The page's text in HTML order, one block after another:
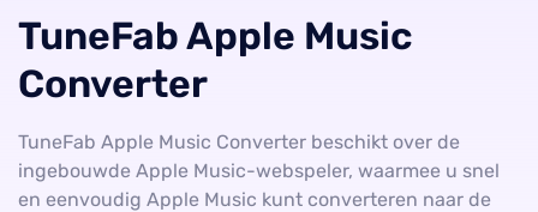
TuneFab Apple Music
Converter
TuneFab Apple Music Converter beschikt over de
ingebouwde Apple Music-webspeler, waarmee u snel
en eenvoudig Apple Music kunt converteren naar de